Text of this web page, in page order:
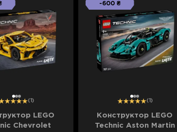
123 (1)
LEGO
Chevrolet
12 3
-600 ₴
(1)
Конструктор LEGO
Technic Aston Martin